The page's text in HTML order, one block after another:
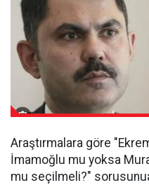
Araştırmalara göre
İmamoğlu mu yoksa
mu seçilmeli?" sorusunua